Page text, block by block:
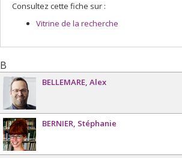
Consultez cette fiche sur :
Vitrine de la recherche
B
BELLEMARE Alex
BERNIER Stéphanie